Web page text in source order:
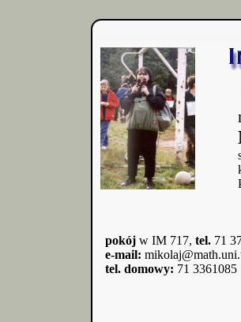
pokój w IM 717, tel. 71
e-mail:
tel. domowy: 71 3361085